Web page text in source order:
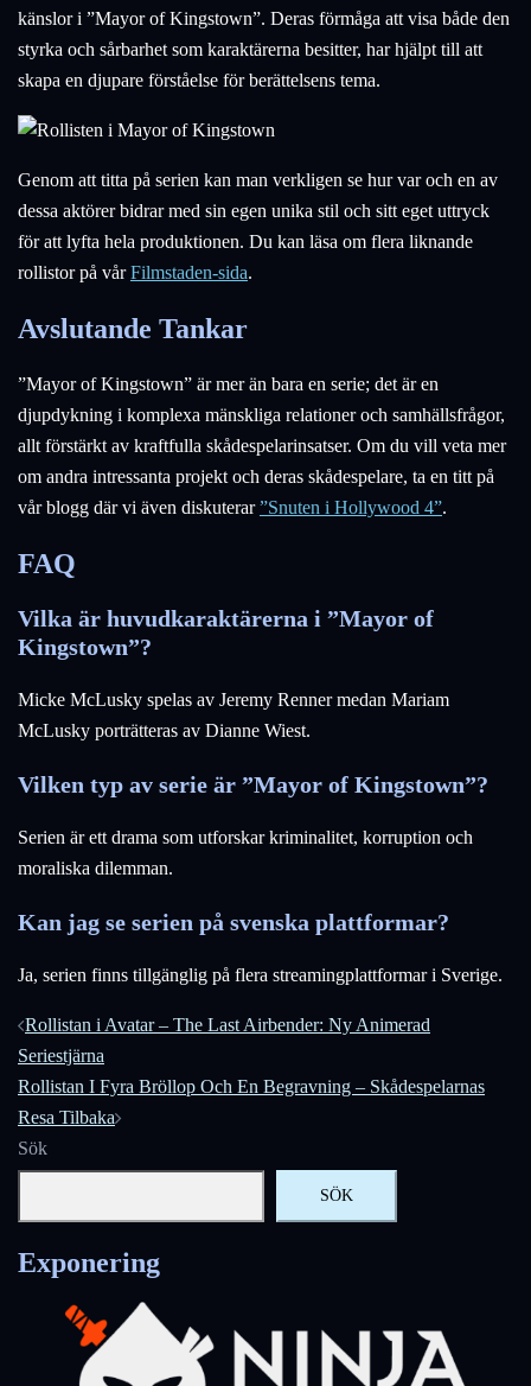
känslor i ”Mayor of Kingstown”. Deras förmåga att visa både den
styrka och sårbarhet som karaktärerna besitter, har hjälpt till att
skapa en djupare förståelse för berättelsens tema.
Genom att titta på serien kan man verkligen se hur var och en av
dessa aktörer bidrar med sin egen unika stil och sitt eget uttryck
för att lyfta hela produktionen. Du kan läsa om flera liknande
rollistor på vårFilmstaden-sida.
Avslutande Tankar
”Mayor of Kingstown” är mer än bara en serie; det är en
djupdykning i komplexa mänskliga relationer och samhällsfrågor,
allt förstärkt av kraftfulla skådespelarinsatser. Om du vill veta mer
om andra intressanta projekt och deras skådespelare, ta en titt på
vår blogg där vi även diskuterar”Snuten i Hollywood 4”.
FAQ
Vilka är huvudkaraktärerna i ”Mayor of
Kingstown”?
Micke McLusky spelas av Jeremy Renner medan Mariam
McLusky porträtteras av Dianne Wiest.
Vilken typ av serie är ”Mayor of Kingstown”?
Serien är ett drama som utforskar kriminalitet, korruption och
moraliska dilemman.
Kan jag se serien på svenska plattformar?
Ja, serien finns tillgänglig på flera streamingplattformar i Sverige.
Inläggsnavigering
Rollistan i Avatar – The Last Airbender: Ny Animerad
Seriestjärna
Rollistan I Fyra Bröllop Och En Begravning – Skådespelarnas
Resa Tilbaka
Sök
SÖK
Exponering